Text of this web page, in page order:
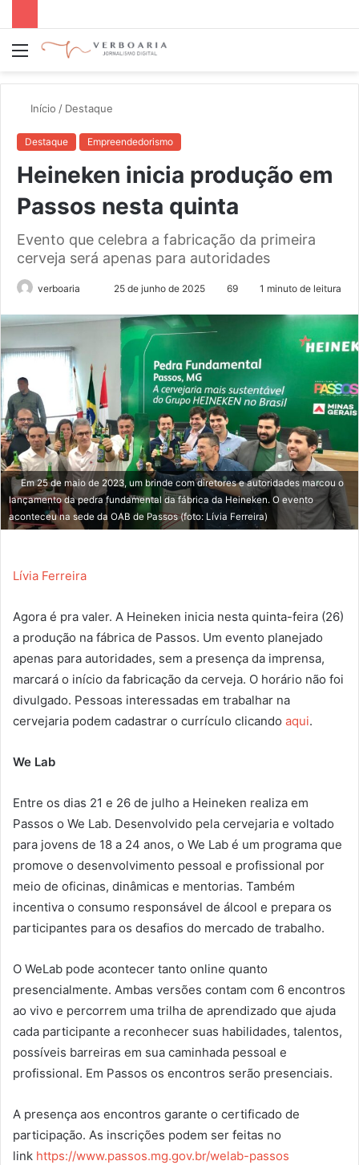
Menu
Início / Destaque
Destaque Empreendedorismo
Heineken inicia produção em
Passos nesta quinta
Evento que celebra a fabricação da primeira
cerveja será apenas para autoridades
verboaria
Mande25 de junho de 2025 69 1 minuto de leitura
Em 25 de maio de 2023, um brinde com diretores e autoridades marcou o
lançamento da pedra fundamental da fábrica da Heineken. O evento
aconteceu na sede da OAB de Passos (foto: Lívia Ferreira)
Lívia Ferreira
Agora é pra valer. A Heineken inicia nesta quinta-feira (26)
a produção na fábrica de Passos. Um evento planejado
apenas para autoridades, sem a presença da imprensa,
marcará o início da fabricação da cerveja. O horário não foi
divulgado. Pessoas interessadas em trabalhar na
cervejaria podem cadastrar o currículo clicando aqui.
We Lab
Entre os dias 21 e 26 de julho a Heineken realiza em
Passos o We Lab. Desenvolvido pela cervejaria e voltado
para jovens de 18 a 24 anos, o We Lab é um programa que
promove o desenvolvimento pessoal e profissional por
meio de oficinas, dinâmicas e mentorias. Também
incentiva o consumo responsável de álcool e prepara os
participantes para os desafios do mercado de trabalho.
O WeLab pode acontecer tanto online quanto
presencialmente. Ambas versões contam com 6 encontros
ao vivo e percorrem uma trilha de aprendizado que ajuda
cada participante a reconhecer suas habilidades, talentos,
possíveis barreiras em sua caminhada pessoal e
profissional. Em Passos os encontros serão presenciais.
A presença aos encontros garante o certificado de
participação. As inscrições podem ser feitas no
link https://www.passos.mg.gov.br/welab-passos